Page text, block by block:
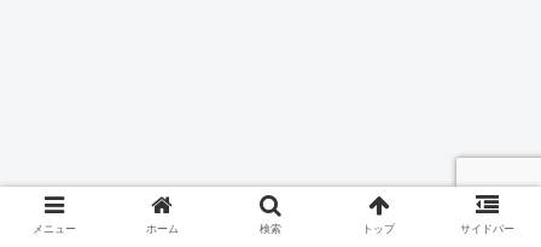
メニュー ホーム 検索 トップ サイドバー